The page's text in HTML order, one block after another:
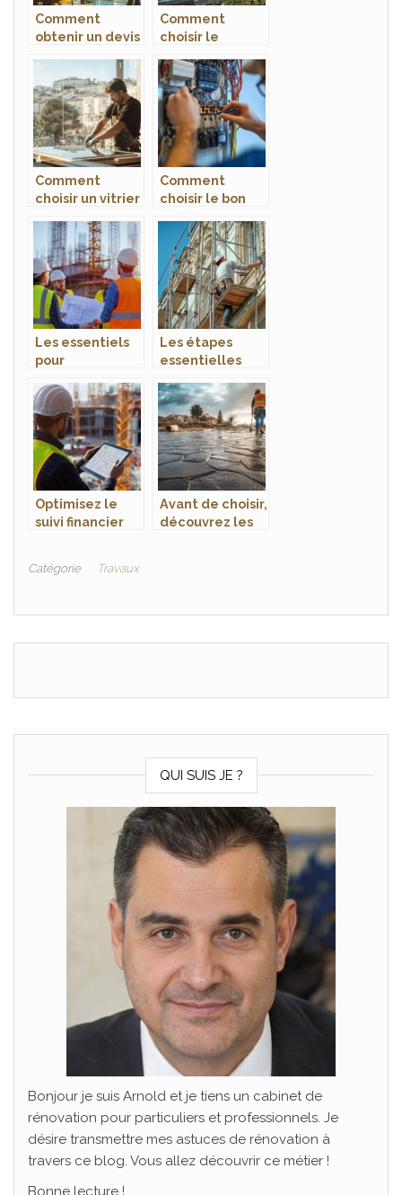
Comment
obtenir un devis
Nice : conseils
et démarches
Comment
choisir le
couvreur à
Anglet pour
votre projet de
rénovation ?
Comment
choisir un vitrier
de miroiterie et
vitrerie à
Montpellier ?
Comment
choisir le bon
vos installations
électriques et
domotiques
Les essentiels
pour
en Bâtiment :
Démarrer votre
entreprise avec
succès et
pérennité
Les étapes
essentielles
rénovation de
façade
Optimisez le
suivi financier
adaptés
Avant de choisir,
découvrez les
limites de cette
Catégorie Travaux
QUI SUIS JE ?
Bonjour je suis Arnold et je tiens un cabinet de
rénovation pour particuliers et professionnels. Je
désire transmettre mes astuces de rénovation à
travers ce blog. Vous allez découvrir ce métier !
Bonne lecture !